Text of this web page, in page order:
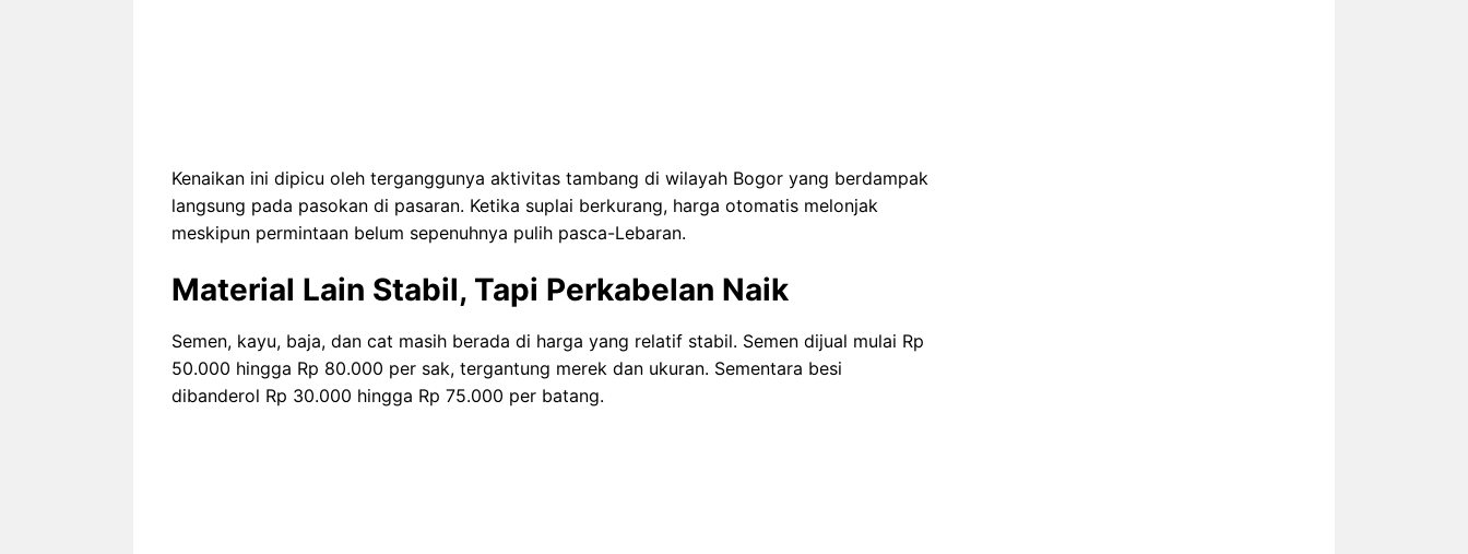
Kenaikan ini dipicu oleh terganggunya aktivitas tambang di wilayah Bogor yang berdampak
langsung pada pasokan di pasaran. Ketika suplai berkurang, harga otomatis melonjak
meskipun permintaan belum sepenuhnya pulih pasca-Lebaran.
Material Lain Stabil, Tapi Perkabelan Naik
Semen, kayu, baja, dan cat masih berada di harga yang relatif stabil. Semen dijual mulai Rp
50.000 hingga Rp 80.000 per sak, tergantung merek dan ukuran. Sementara besi
dibanderol Rp 30.000 hingga Rp 75.000 per batang.